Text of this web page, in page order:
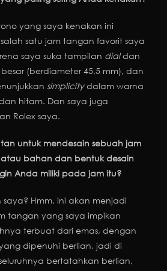
yang saya kenakan ini
satu jam tangan favorit saya
saya suka tampilan dialdan
(berdiameter 45,5 mm), dan
simplicitydalam warna
hitam. Dan saya juga
Rolex saya.
untuk mendesain sebuah jam
atau bahan dan bentuk desain
Anda miliki pada jam itu?
Hmm, ini akan menjadi
tangan yang saya impikan
terbuat dari emas, dengan
dipenuhi berlian, jadi di
bertatahkan berlian,